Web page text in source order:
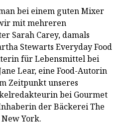
bei einem guten Mixer
mit mehreren
Sarah Carey, damals
Stewarts Everyday Food
für Lebensmittel bei
Lear, eine Food-Autorin
Zeitpunkt unseres
bei Gourmet
der Bäckerei The
York.